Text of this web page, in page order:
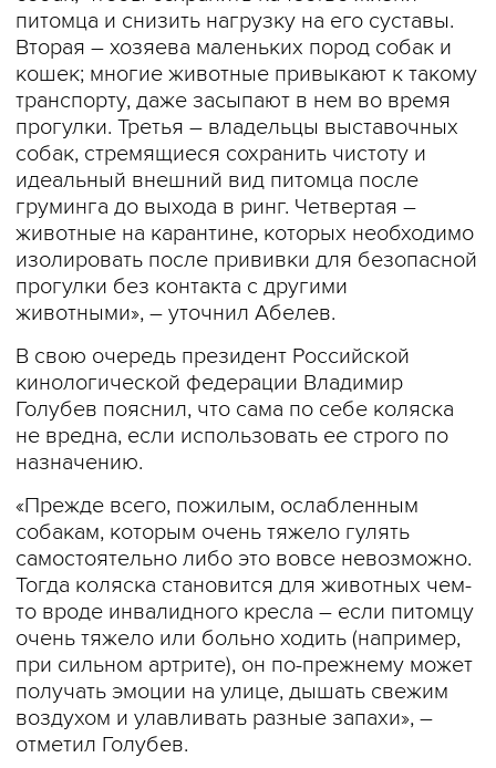
питомца и снизить нагрузку на его суставы.
Вторая – хозяева маленьких пород собак и
кошек; многие животные привыкают к такому
транспорту, даже засыпают в нем во время
прогулки. Третья – владельцы выставочных
собак, стремящиеся сохранить чистоту и
идеальный внешний вид питомца после
груминга до выхода в ринг. Четвертая –
животные на карантине, которых необходимо
изолировать после прививки для безопасной
прогулки без контакта с другими
животными», – уточнил Абелев.
В свою очередь президент Российской
кинологической федерации Владимир
Голубев пояснил, что сама по себе коляска
не вредна, если использовать ее строго по
назначению.
«Прежде всего, пожилым, ослабленным
собакам, которым очень тяжело гулять
самостоятельно либо это вовсе невозможно.
Тогда коляска становится для животных чем-
то вроде инвалидного кресла – если питомцу
очень тяжело или больно ходить (например,
при сильном артрите), он по-прежнему может
получать эмоции на улице, дышать свежим
воздухом и улавливать разные запахи», –
отметил Голубев.